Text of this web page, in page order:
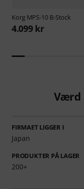
Korg MPS-10 B-Stock
4.099 kr
Værd
FIRMAET LIGGER I
Japan
PRODUKTER PÅ LAGER
200+